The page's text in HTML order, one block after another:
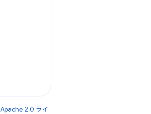
Apache 2.0 ライ